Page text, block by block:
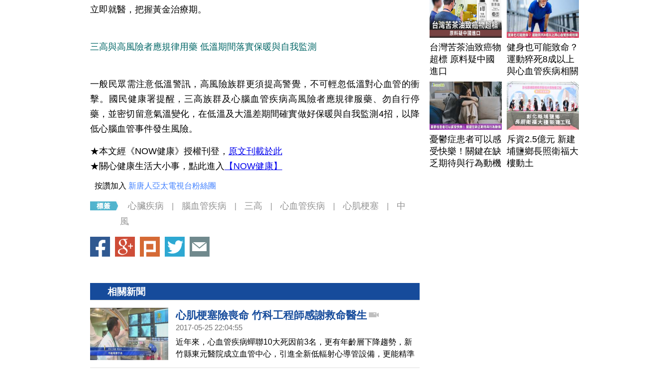
立即就醫，把握黃金治療期。
三高與高風險者應規律用藥 低溫期間落實保暖與自我監測
一般民眾需注意低溫警訊，高風險族群更須提高警覺，不可輕忽低溫對心血管的衝
擊。國民健康署提醒，三高族群及心腦血管疾病高風險者應規律服藥、勿自行停
藥，並密切留意氣溫變化，在低溫及大溫差期間確實做好保暖與自我監測4招，以降
低心腦血管事件發生風險。
★本文經《NOW健康》授權刊登， 原文刊載於此
★關心健康生活大小事，點此進入
【NOW健康】
按讚加入 新唐人亞太電視台粉絲團
心臟疾病 腦血管疾病 三高 心血管疾病 心肌梗塞
中
風
相關新聞
心肌梗塞險喪命 竹科工程師感謝救命醫生
2017-05-25 22:04:55
近年來，心血管疾病蟬聯10大死因前3名，更有年齡層下降趨勢，新
竹縣東元醫院成立血管中心，引進全新低輻射心導管設備，更能精準
確認病灶，快速把握黃金治療時間。有一名竹科工程師，去年(105年)
台灣苦茶油致癌物
超標 原料疑中國
進口
健身也可能致命？
運動猝死8成以上
與心血管疾病相關
憂鬱症患者可以感
受快樂！關鍵在缺
乏期待與行為動機
斥資2.5億元 新建
埔鹽鄉長照衛福大
樓動土